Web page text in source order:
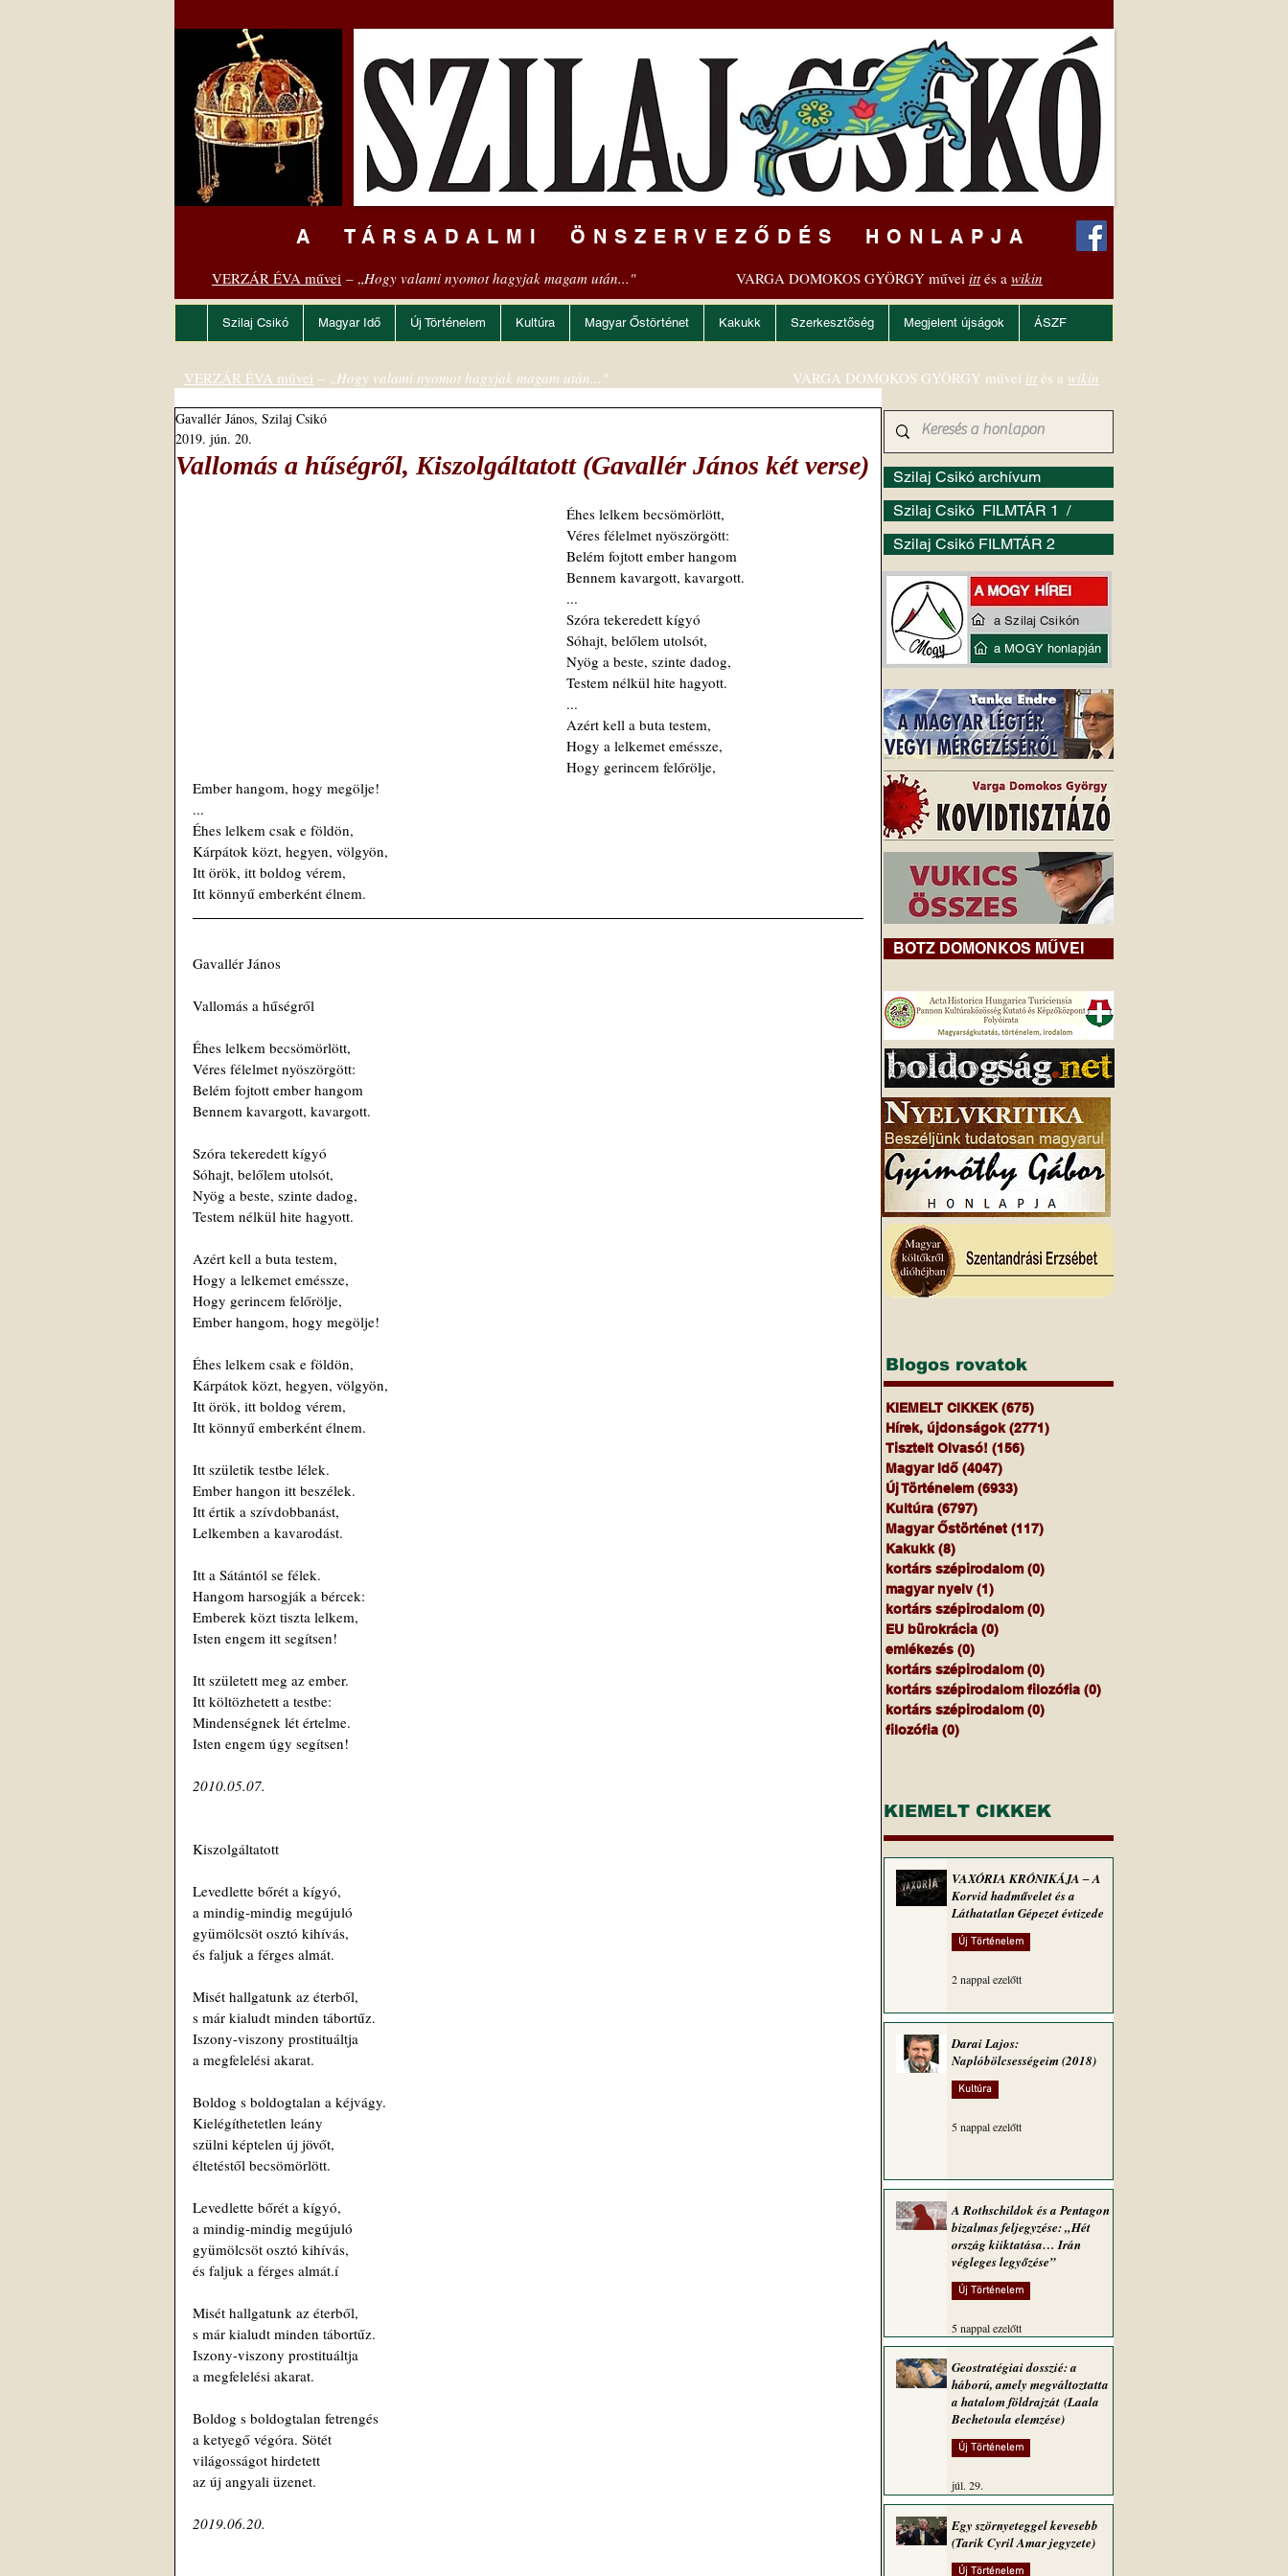
A TÁRSADALMI ÖNSZERVEZŐDÉS HONLAPJA
VERZÁR ÉVA művei – „Hogy valami nyomot hagyjak magam után..." VARGA DOMOKOS GYÖRGY művei ittés a wikin
Szilaj Csikó Magyar Idő Új Történelem Kultúra Magyar Őstörténet Kakukk Szerkesztőség Megjelent újságok ÁSZF
Vallomás a hűségről, Kiszolgáltatott (Gavallér János két verse)
Gavallér János, Szilaj Csikó
2019. jún. 20.
Éhes lelkem becsömörlött,
Véres félelmet nyöszörgött:
Belém fojtott ember hangom
Bennem kavargott, kavargott.
...
Szóra tekeredett kígyó
Sóhajt, belőlem utolsót,
Nyög a beste, szinte dadog,
Testem nélkül hite hagyott.
...
Azért kell a buta testem,
Hogy a lelkemet eméssze,
Hogy gerincem felőrölje,
Ember hangom, hogy megölje!
...
Éhes lelkem csak e földön,
Kárpátok közt, hegyen, völgyön,
Itt örök, itt boldog vérem,
Itt könnyű emberként élnem.
Gavallér János
Vallomás a hűségről
Éhes lelkem becsömörlött,
Véres félelmet nyöszörgött:
Belém fojtott ember hangom
Bennem kavargott, kavargott.
Szóra tekeredett kígyó
Sóhajt, belőlem utolsót,
Nyög a beste, szinte dadog,
Testem nélkül hite hagyott.
Azért kell a buta testem,
Hogy a lelkemet eméssze,
Hogy gerincem felőrölje,
Ember hangom, hogy megölje!
Éhes lelkem csak e földön,
Kárpátok közt, hegyen, völgyön,
Itt örök, itt boldog vérem,
Itt könnyű emberként élnem.
Itt születik testbe lélek.
Ember hangon itt beszélek.
Itt értik a szívdobbanást,
Lelkemben a kavarodást.
Itt a Sátántól se félek.
Hangom harsogják a bércek:
Emberek közt tiszta lelkem,
Isten engem itt segítsen!
Itt született meg az ember.
Itt költözhetett a testbe:
Mindenségnek lét értelme.
Isten engem úgy segítsen!
2010.05.07.
Kiszolgáltatott
Levedlette bőrét a kígyó,
a mindig-mindig megújuló
gyümölcsöt osztó kihívás,
és faljuk a férges almát.
Misét hallgatunk az éterből,
s már kialudt minden tábortűz.
Iszony-viszony prostituáltja
a megfelelési akarat.
Boldog s boldogtalan a kéjvágy.
Kielégíthetetlen leány
szülni képtelen új jövőt,
éltetéstől becsömörlött.
Levedlette bőrét a kígyó,
a mindig-mindig megújuló
gyümölcsöt osztó kihívás,
és faljuk a férges almát.í
Misét hallgatunk az éterből,
s már kialudt minden tábortűz.
Iszony-viszony prostituáltja
a megfelelési akarat.
Boldog s boldogtalan fetrengés
a ketyegő végóra. Sötét
világosságot hirdetett
az új angyali üzenet.
2019.06.20.
Szilaj Csikó archívum
Szilaj Csikó FILMTÁR 1 /
Szilaj Csikó FILMTÁR 2
VERZÁR ÉVA művei – „Hogy valami nyomot hagyjak magam után..." VARGA DOMOKOS GYÖRGY művei itt és a wikin
BOTZ DOMONKOS MŰVEI
Blogos rovatok
KIEMELT CIKKEK (675)
Hírek, újdonságok (2771)
Tisztelt Olvasó! (156)
Magyar Idő (4047)
Új Történelem (6933)
Kultúra (6797)
Magyar Őstörténet (117)
Kakukk (8)
kortárs szépirodalom (0)
magyar nyelv (1)
kortárs szépirodalom (0)
EU bürokrácia (0)
emlékezés (0)
kortárs szépirodalom (0)
kortárs szépirodalom filozófia (0)
kortárs szépirodalom (0)
filozófia (0)
KIEMELT CIKKEK
VAXÓRIA KRÓNIKÁJA ‒ A
Korvid hadművelet és a
Láthatatlan Gépezet évtizede
Új Történelem
2 nappal ezelőtt
Darai Lajos:
Naplóbölcsességeim (2018)
Kultúra
5 nappal ezelőtt
A Rothschildok és a Pentagon
bizalmas feljegyzése: „Hét
ország kiiktatása… Irán
végleges legyőzése”
Új Történelem
5 nappal ezelőtt
Geostratégiai dosszié: a
háború, amely megváltoztatta
a hatalom földrajzát (Laala
Bechetoula elemzése)
Új Történelem
júl. 29.
Egy szörnyeteggel kevesebb
(Tarik Cyril Amar jegyzete)
Új Történelem
a Szilaj Csikón
a MOGY honlapján